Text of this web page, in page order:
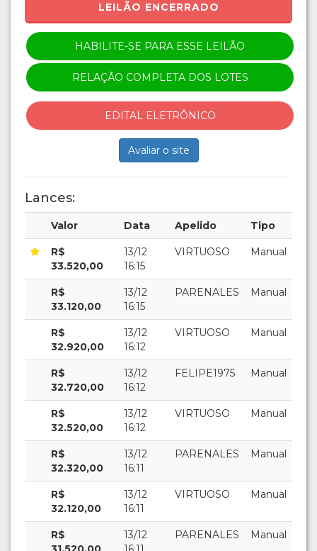
LEILÃO ENCERRADO
HABILITE-SE PARA ESSE LEILÃO
RELAÇÃO COMPLETA DOS LOTES
EDITAL ELETRÔNICO
Avaliar o site
Lances:
Valor Data Apelido Tipo
R$
33.520,00
13/12
16:15
VIRTUOSO Manual
R$
33.120,00
13/12
16:15
PARENALES Manual
R$
32.920,00
13/12
16:12
VIRTUOSO Manual
R$
32.720,00
13/12
16:12
FELIPE1975 Manual
R$
32.520,00
13/12
16:12
VIRTUOSO Manual
R$
32.320,00
13/12
16:11
PARENALES Manual
R$
32.120,00
13/12
16:11
VIRTUOSO Manual
R$
13/12
PARENALES Manual